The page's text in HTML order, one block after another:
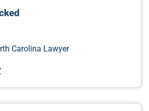
Carolina Lawyer